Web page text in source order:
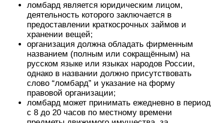
ломбард является юридическим лицом,
деятельность которого заключается в
предоставлении краткосрочных займов и
хранении вещей;
организация должна обладать фирменным
названием (полным или сокращённым) на
русском языке или языках народов России,
однако в названии должно присутствовать
слово “ломбард” и указание на форму
правовой организации;
ломбард может принимать ежедневно в период
с 8 до 20 часов по местному времени